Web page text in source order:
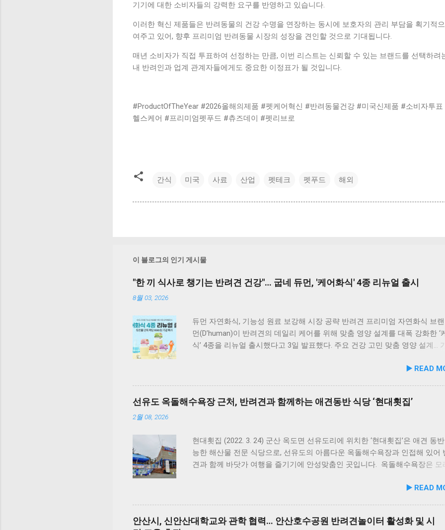
기기에 대한 소비자들의 강력한 요구를 반영하고 있습니다.
이러한 혁신 제품들은 반려동물의 건강 수명을 연장하는 동시에 보호자의 관리 부담을 획기적
여주고 있어, 향후 프리미엄 반려동물 시장의 성장을 견인할 것으로 기대됩니다.
매년 소비자가 직접 투표하여 선정하는 만큼, 이번 리스트는 신뢰할 수 있는 브랜드를 선택하려
내 반려인과 업계 관계자들에게도 중요한 이정표가 될 것입니다.
#ProductOfTheYear #2026올해의제품 #펫케어혁신 #반려동물건강 #미국신제품 #소비자투
헬스케어 #프리미엄펫푸드 #츄즈데이 #펫리브로
간식 미국 사료 산업 펫테크 펫푸드 해외
이 블로그의 인기 게시물
"한 끼 식사로 챙기는 반려견 건강"… 굽네 듀먼, '케어화식' 4종 리뉴얼 출시
8월 03, 2026
듀먼 자연화식, 기능성 원료 보강해 시장 공략 반려견 프리미엄 자연화식 브
먼(D’human)이 반려견의 데일리 케어를 위해 맞춤 영양 설계를 대폭 강화한 ‘
식’ 4종을 리뉴얼 출시했다고 3일 발표했다. 주요 건강 고민 맞춤 영양 설계…
식사만으로 간편하게 관리할 수 있도록 설계된 점이 핵심이다. 기존 레시피
국내산 닭가슴살을 베이스로 영역별 기능성 성분을 더한 4종으로 구성된다.
밀크씨슬을 배합해 눈 건강과 항산화를 돕는다. 닭가슴살&연어 빛나는 피모 :
가-3가 풍부한 연어에 히알루론산, 비오틴, 피쉬콜라겐을 담아 피모 케어를
다. 닭가슴살&토마토 튼튼체력 : 토마토, 타우린, L-카르니틴을 조합해 활력과
듀먼 케어화식은 사람이 섭취할 수 있는 100% 휴먼그레이드 원료만을 사용
과정에서는 겔화제, 산화방지제, 착색료 등 8가지 합성 첨가물을 완전 배제했
▶️ READ
선유도 옥돌해수욕장 근처, 반려견과 함께하는 애견동반 식당 ‘현대횟집’
2월 08, 2026
현대횟집 (2022. 3. 24) 군산 옥도면 선유도리에 위치한 ‘현대횟집’은 애견 동
능한 해산물 전문 식당으로, 선유도의 아름다운 옥돌해수욕장과 인접해 있어
견과 함께 바닷가 여행을 즐기기에 안성맞춤인 곳입니다. 옥돌해수욕장은 모
있지요. 옥돌해수욕장 풍경 현대횟집은 해수욕장 입구 부근에 자리해 있어 산
있습니다. 포근한 계절에는 야외에서 선유항의 조용한 풍경을 감상하며 식사
▶️ READ
안산시, 신안산대학교와 관학 협력… 안산호수공원 반려견놀이터 활성화 및 시